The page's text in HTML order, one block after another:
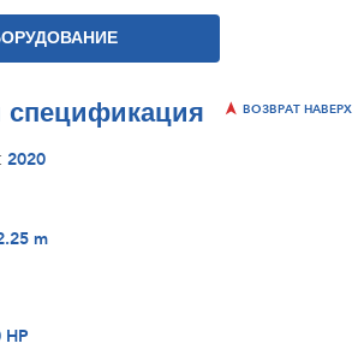
спецификация ВОЗВРАТ НАВЕРХ
2020
m
HP